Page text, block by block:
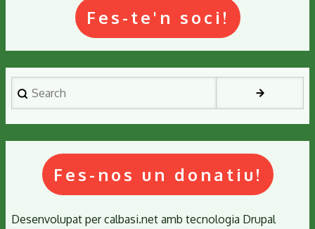
Fes-te'n soci!
Search
Fes-nos un donatiu!
Desenvolupat percalbasi.net amb tecnologia Drupal